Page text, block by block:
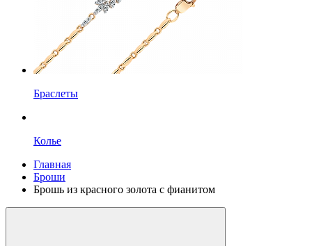
Браслеты
Колье
Главная
Броши
Брошь из красного золота с фианитом